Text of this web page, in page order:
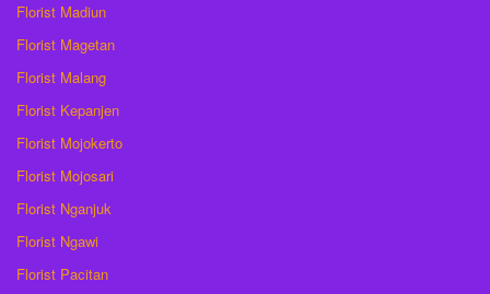
Florist Madiun
Florist Magetan
Florist Malang
Florist Kepanjen
Florist Mojokerto
Florist Mojosari
Florist Nganjuk
Florist Ngawi
Florist Pacitan